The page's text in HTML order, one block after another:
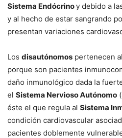
Sistema Endócrinoy debido a
y al hecho de estar sangrando
presentan variaciones
Los disautónomos pertenecen
porque son pacientes
daño inmunológico dada la
el Sistema Nervioso Autónomo
éste el que regula al Sistema
condición cardiovascular
pacientes doblemente